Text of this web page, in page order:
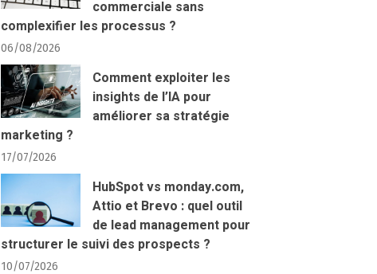
commerciale sans
complexifier les processus ?
06/08/2026
Comment exploiter les
insights de l’IA pour
améliorer sa stratégie
marketing ?
17/07/2026
HubSpot vs monday.com,
Attio et Brevo : quel outil
de lead management pour
structurer le suivi des prospects ?
10/07/2026